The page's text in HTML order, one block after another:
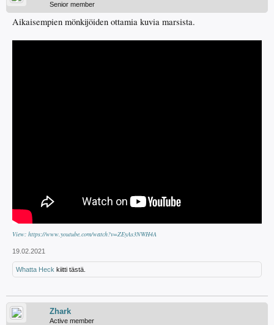
Senior member
Aikaisempien mönkijöiden ottamia kuvia marsista.
View: https://www.youtube.com/watch?v=ZEyAs3NWH4A
19.02.2021
Whatta Heck kiitti tästä.
Zhark
Active member